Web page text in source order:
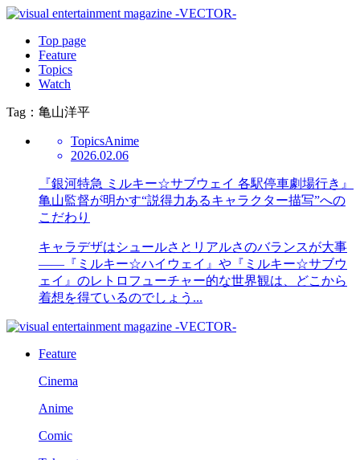
Top page
Feature
Topics
Watch
Tag：亀山洋平
TopicsAnime
2026.02.06
『銀河特急 ミルキー☆サブウェイ 各駅停車劇場行き』
亀山監督が明かす“説得力あるキャラクター描写”への
こだわり
キャラデザはシュールさとリアルさのバランスが大事
――『ミルキー☆ハイウェイ』や『ミルキー☆サブウ
ェイ』のレトロフューチャー的な世界観は、どこから
着想を得ているのでしょう...
Feature
Cinema
Anime
Comic